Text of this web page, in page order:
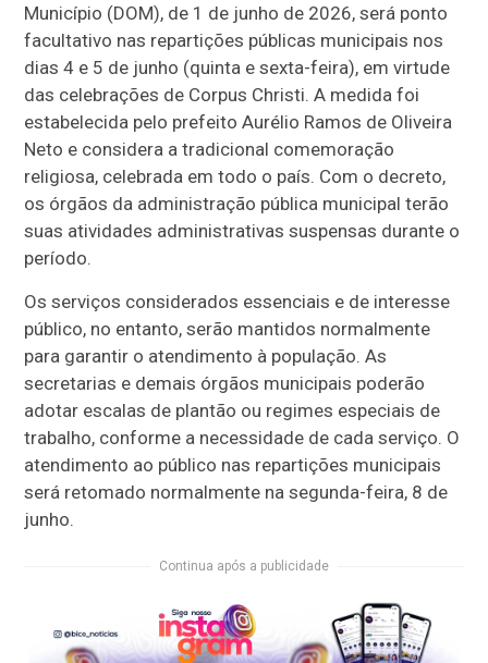
Município (DOM), de 1 de junho de 2026, será ponto
facultativo nas repartições públicas municipais nos
dias 4 e 5 de junho (quinta e sexta-feira), em virtude
das celebrações de Corpus Christi. A medida foi
estabelecida pelo prefeito Aurélio Ramos de Oliveira
Neto e considera a tradicional comemoração
religiosa, celebrada em todo o país. Com o decreto,
os órgãos da administração pública municipal terão
suas atividades administrativas suspensas durante o
período.
Os serviços considerados essenciais e de interesse
público, no entanto, serão mantidos normalmente
para garantir o atendimento à população. As
secretarias e demais órgãos municipais poderão
adotar escalas de plantão ou regimes especiais de
trabalho, conforme a necessidade de cada serviço. O
atendimento ao público nas repartições municipais
será retomado normalmente na segunda-feira, 8 de
junho.
Continua após a publicidade